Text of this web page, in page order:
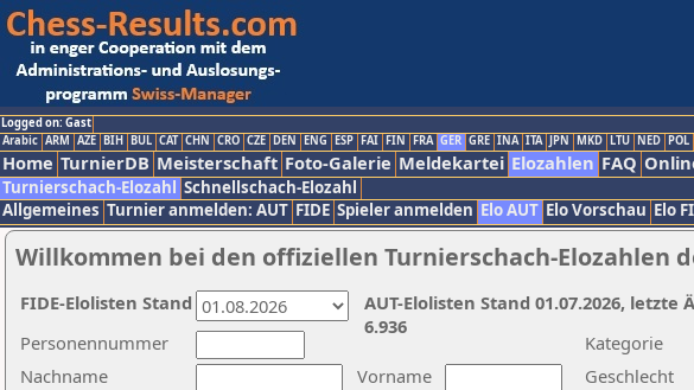
Logged on: Gast
Arabic ARM AZE BIH BUL CAT CHN CRO CZE DEN ENG ESP FAI FIN FRA GER GRE INA ITA JPN MKD LTU NED POL
Home TurnierDB Meisterschaft Foto-Galerie Meldekartei Elozahlen FAQ
Turnierschach-Elozahl Schnellschach-Elozahl
Allgemeines Turnier anmelden: AUT FIDE Spieler anmelden Elo AUT Elo Vorschau Elo
Willkommen bei den offiziellen Turnierschach-Elozahlen
Nachname
Vorname
Kategorie
Personennummer
Geschlecht
AUT-Elolisten Stand 01.07.2026,
6.936
FIDE-Elolisten Stand